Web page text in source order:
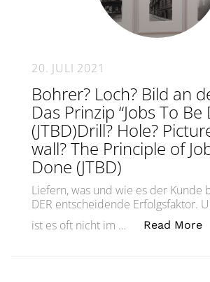
20. JULI 2021
Bohrer? Loch? Bild an
Das Prinzip “Jobs To Be
(JTBD)Drill? Hole?
wall? The Principle of
Done (JTBD)
Liefern, was und wie es der Kunde
DER entscheidende Erfolgsfaktor.
ist es oft nicht im …
Read More